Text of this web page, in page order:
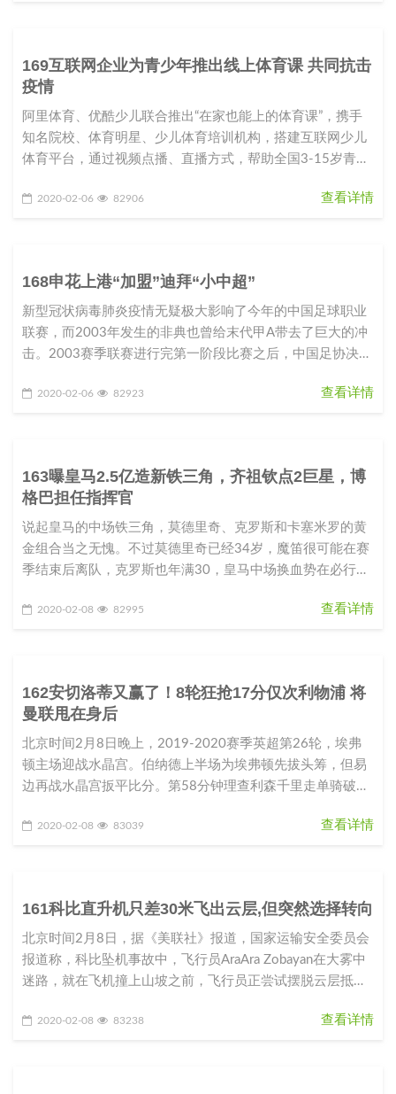
169互联网企业为青少年推出线上体育课 共同抗击
疫情
阿里体育、优酷少儿联合推出“在家也能上的体育课”，携手
知名院校、体育明星、少儿体育培训机构，搭建互联网少儿
体育平台，通过视频点播、直播方式，帮助全国3-15岁青少
2020-02-06 82906 查看详情
168申花上港“加盟”迪拜“小中超”
新型冠状病毒肺炎疫情无疑极大影响了今年的中国足球职业
联赛，而2003年发生的非典也曾给末代甲A带去了巨大的冲
击。2003赛季联赛进行完第一阶段比赛之后，中国足协决定
2020-02-06 82923 查看详情
163曝皇马2.5亿造新铁三角，齐祖钦点2巨星，博
格巴担任指挥官
说起皇马的中场铁三角，莫德里奇、克罗斯和卡塞米罗的黄
金组合当之无愧。不过莫德里奇已经34岁，魔笛很可能在赛
季结束后离队，克罗斯也年满30，皇马中场换血势在必行。
2020-02-08 82995 查看详情
162安切洛蒂又赢了！8轮狂抢17分仅次利物浦 将
曼联甩在身后
北京时间2月8日晚上，2019-2020赛季英超第26轮，埃弗
顿主场迎战水晶宫。伯纳德上半场为埃弗顿先拔头筹，但易
边再战水晶宫扳平比分。第58分钟理查利森千里走单骑破
2020-02-08 83039 查看详情
161科比直升机只差30米飞出云层,但突然选择转向
北京时间2月8日，据《美联社》报道，国家运输安全委员会
报道称，科比坠机事故中，飞行员AraAra Zobayan在大雾中
迷路，就在飞机撞上山坡之前，飞行员正尝试摆脱云层抵达
2020-02-08 83238 查看详情